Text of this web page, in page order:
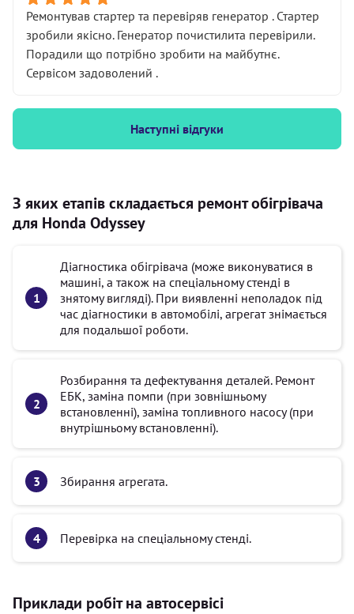
Ремонтував стартер та перевіряв генератор . Стартер
зробили якісно. Генератор почистилита перевірили.
Порадили що потрібно зробити на майбутнє.
Сервісом задоволений .
Наступні відгуки
З яких етапів складається ремонт обігрівача
для Honda Odyssey
Діагностика обігрівача (може виконуватися в
машині, а також на спеціальному стенді в
знятому вигляді). При виявленні неполадок під
час діагностики в автомобілі, агрегат знімається
для подальшої роботи.
Розбирання та дефектування деталей. Ремонт
ЕБК, заміна помпи (при зовнішньому
встановленні), заміна топливного насосу (при
внутрішньому встановленні).
Збирання агрегата.
Перевірка на спеціальному стенді.
Приклади робіт на автосервісі